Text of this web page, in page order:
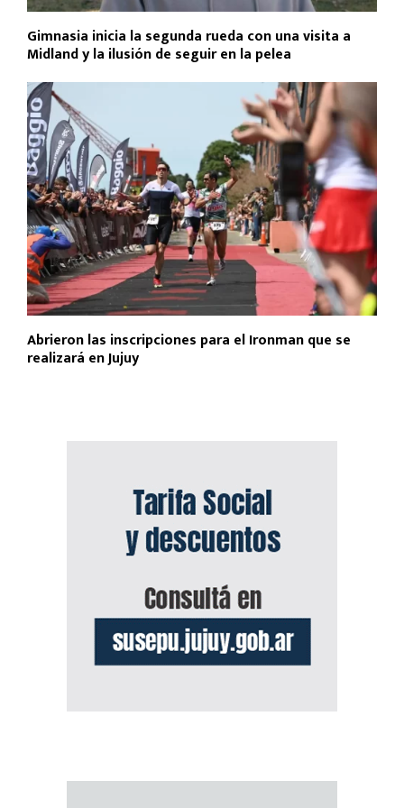
Gimnasia inicia la segunda rueda con una visita a
Midland y la ilusión de seguir en la pelea
Abrieron las inscripciones para el Ironman que se
realizará en Jujuy